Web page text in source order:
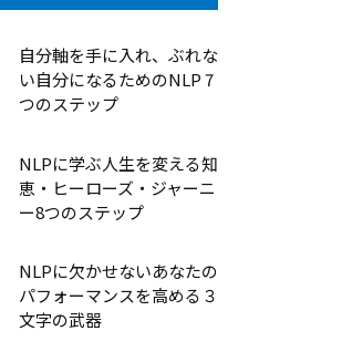
自分軸を手に入れ、ぶれな
い自分になるためのNLP 7
つのステップ
NLPに学ぶ人生を変える知
恵・ヒーローズ・ジャーニ
ー8つのステップ
NLPに欠かせないあなたの
パフォーマンスを高める３
文字の武器